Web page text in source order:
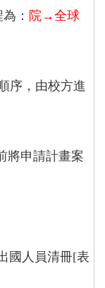
： 院→全球
序，由校方進
將申請計畫案
國人員清冊[表